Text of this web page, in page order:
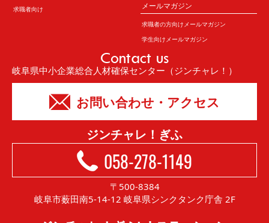
求職者向け メールマガジン
求職者の方向けメールマガジン
学生向けメールマガジン
Contact us
岐阜県中小企業総合人材確保センター（ジンチャレ！）
お問い合わせ・アクセス
ジンチャレ！ぎふ
058-278-1149
〒500-8384
岐阜市薮田南5-14-12 岐阜県シンクタンク庁舎 2F